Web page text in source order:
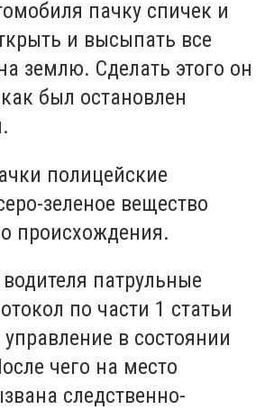
пачку спичек и
и высыпать все
землю. Сделать этого он
был остановлен
полицейские
зеленое вещество
происхождения.
патрульные
по части 1 статьи
в состоянии
чего на место
следственно-